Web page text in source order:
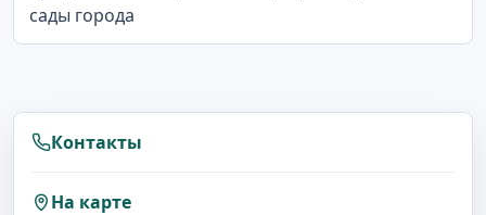
сады города
Контакты
На карте